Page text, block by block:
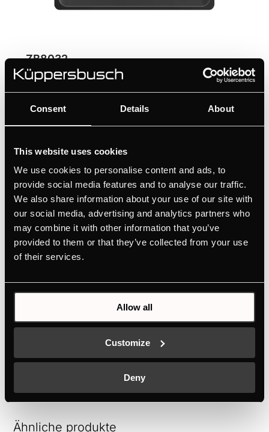
Consent Details About
This website uses cookies
We use cookies to personalise content and ads, to
provide social media features and to analyse our traffic.
We also share information about your use of our site with
our social media, advertising and analytics partners who
may combine it with other information that you’ve
provided to them or that they’ve collected from your use
of their services.
Allow all
Customize
Deny
ZB8032
Airfry-Backblech | für Backöfen und
Kompaktgeräte
Nahezu fettfreies frittieren im Backofen
und vieles mehr
Optimale Wärmeverteilung dank des gelochten
Bodens
Abmessungen
Ähnliche produkte